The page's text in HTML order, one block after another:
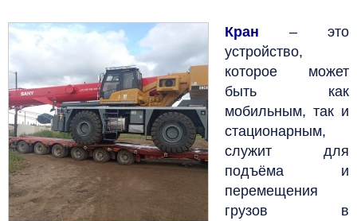
Кран – это
устройство,
которое может
быть как
мобильным, так и
стационарным,
служит для
подъёма и
перемещения
грузов в